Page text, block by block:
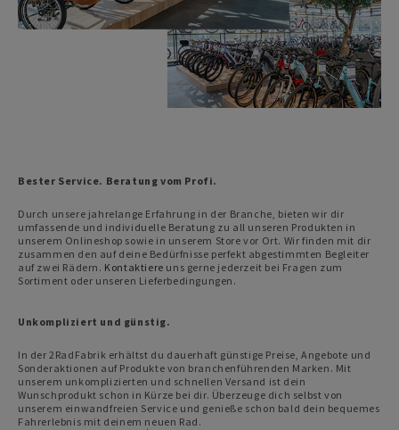
Bester Service. Beratung vom Profi.
Durch unsere jahrelange Erfahrung in der Branche, bieten wir dir
umfassende und individuelle Beratung zu all unseren Produkten in
unserem Onlineshop sowie in unserem Store vor Ort. Wir finden mit dir
zusammen den auf deine Bedürfnisse perfekt abgestimmten Begleiter
auf zwei Rädern. Kontaktiere uns gerne jederzeit bei Fragen zum
Sortiment oder unseren Lieferbedingungen.
Unkompliziert und günstig.
In der 2RadFabrik erhältst du dauerhaft günstige Preise, Angebote und
Sonderaktionen auf Produkte von branchenführenden Marken. Mit
unserem unkomplizierten und schnellen Versand ist dein
Wunschprodukt schon in Kürze bei dir. Überzeuge dich selbst von
unserem einwandfreien Service und genieße schon bald dein bequemes
Fahrerlebnis mit deinem neuen Rad.